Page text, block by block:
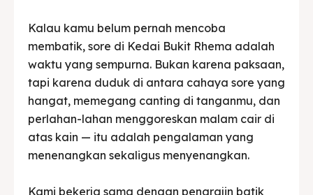
Kalau kamu belum pernah mencoba
membatik, sore di Kedai Bukit Rhema adalah
waktu yang sempurna. Bukan karena paksaan,
tapi karena duduk di antara cahaya sore yang
hangat, memegang canting di tanganmu, dan
perlahan-lahan menggoreskan malam cair di
atas kain — itu adalah pengalaman yang
menenangkan sekaligus menyenangkan.
Kami bekerja sama dengan pengrajin batik